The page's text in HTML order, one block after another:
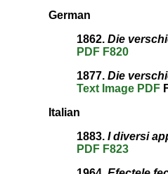
German
1862.Die
PDF F820
1877.Die
Text Image PDF
Italian
1883. I diversi
PDF F823